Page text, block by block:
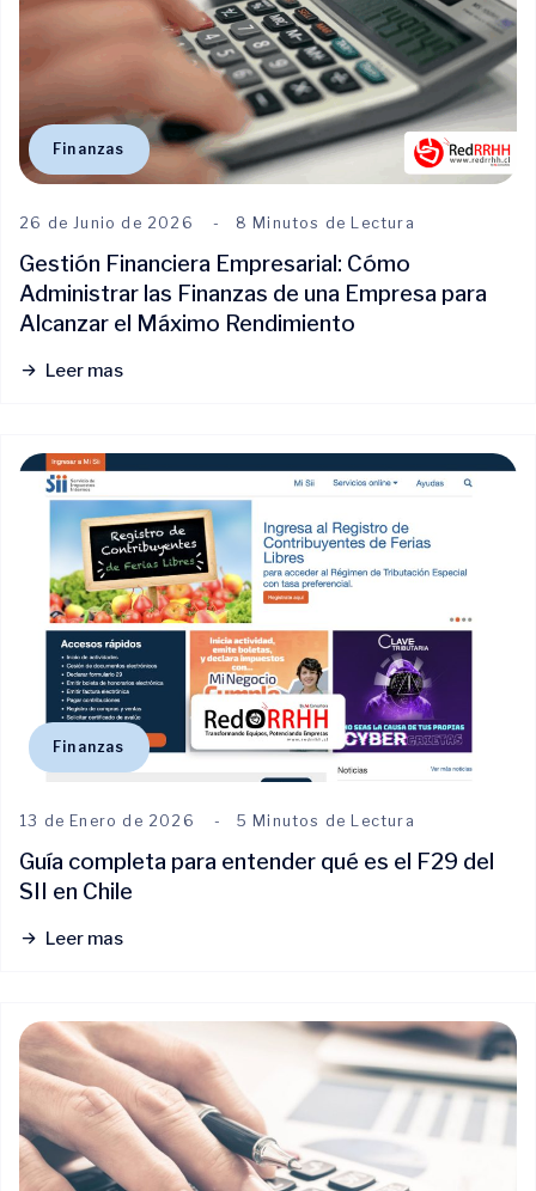
Finanzas
26 de Junio de 2026 8 Minutos de Lectura
Gestión Financiera Empresarial: Cómo
Administrar las Finanzas de una Empresa para
Alcanzar el Máximo Rendimiento
Leer mas
Finanzas
13 de Enero de 2026 5 Minutos de Lectura
Guía completa para entender qué es el F29 del
SII en Chile
Leer mas